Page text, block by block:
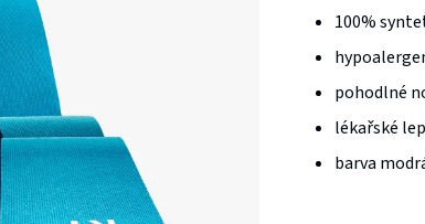
hvězdiček.
100%
pohodlné
lékařské
barva